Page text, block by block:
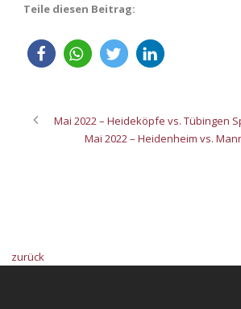
Teile diesen Beitrag:
Mai 2022 – Heideköpfe vs. Tübingen
Mai 2022 – Heidenheim vs.
zurück